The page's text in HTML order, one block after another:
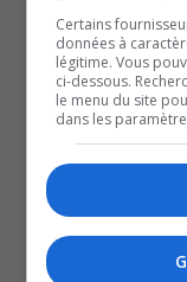
Sûreté du
Le Groupe
circuits
faire preuve de
Le transporteur a
midi, deux
passagers des
Certains
données à
légitime. Vous
ci-dessous.
le menu du site
dans les